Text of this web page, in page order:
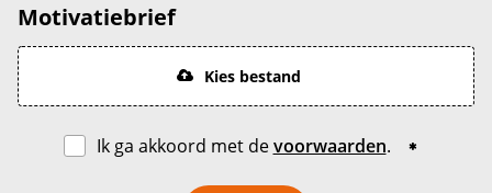
Motivatiebrief
Kies bestand
Ik ga akkoord met devoorwaarden.